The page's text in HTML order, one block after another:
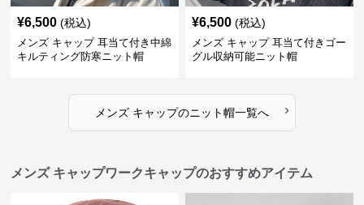
¥6,500 (税込)
メンズ キャップ 耳当て付き中綿
キルティング防寒ニット帽
¥6,500 (税込)
メンズ キャップ 耳当て付きゴー
グル収納可能ニット帽
メンズ キャップのニット帽一覧へ ›
メンズ キャップワークキャップのおすすめアイテム